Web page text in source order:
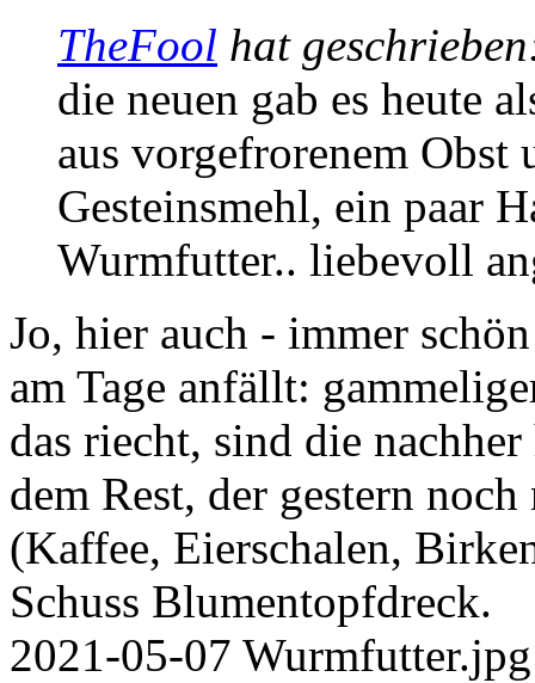
TheFool hat
die neuen gab es heute
aus vorgefrorenem
Gesteinsmehl, ein paar
Wurmfutter.. liebevoll
Jo, hier auch - immer
am Tage anfällt:
das riecht, sind die
dem Rest, der gestern
(Kaffee, Eierschalen,
Schuss Blumentopfdreck.
2021-05-07 Wurmfutter.jpg